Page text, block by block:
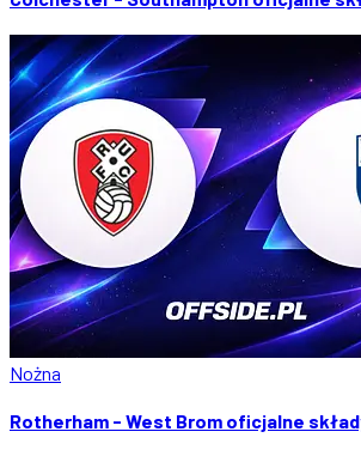
Nożna
Rotherham - West Brom oficjalne